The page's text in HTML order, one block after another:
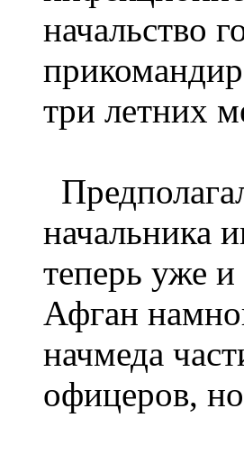
начальство
три летних
начальника
теперь уже
Афган
начмеда
офицеров,